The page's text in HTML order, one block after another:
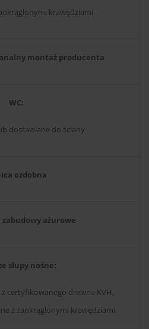
krawędziami
montaż producenta
WC:
dostawiane do ściany
ozdobna
ażurowe
słupy nośne:
z certyfikowanego drewna KVH,
z zaokrąglonymi krawędziami